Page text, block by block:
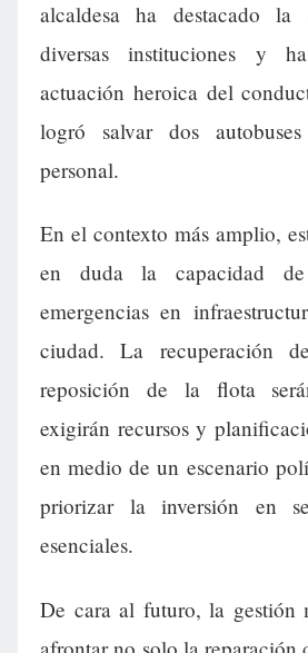
alcaldesa ha destacado la
diversas instituciones y
actuación heroica del
logró salvar dos
personal.
En el contexto más amplio,
en duda la capacidad de
emergencias en
ciudad. La recuperación
reposición de la flota
exigirán recursos y
en medio de un escenario
priorizar la inversión en
esenciales.
De cara al futuro, la gestión